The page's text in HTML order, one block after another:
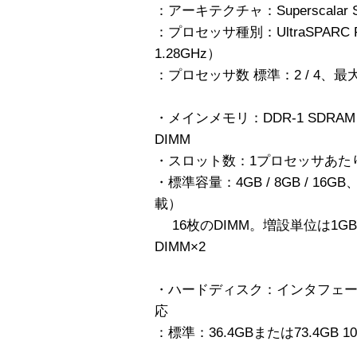
：アーキテクチャ：Superscalar
：プロセッサ種別：
1.28GHz）
：プロセッサ数 標準：2 / 4、最
・メインメモリ：DDR-1
DIMM
・スロット数：1プロセッサあ
・標準容量：4GB / 8GB / 16GB
載）
16枚のDIMM。増設単位は
DIMM×2
・ハードディスク：インタフェ
応
：標準：36.4GBまたは73.4GB